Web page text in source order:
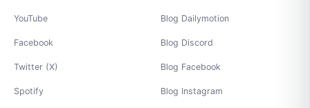
YouTube
Facebook
Twitter (X)
Spotify
Blog Dailymotion
Blog Discord
Blog Facebook
Blog Instagram